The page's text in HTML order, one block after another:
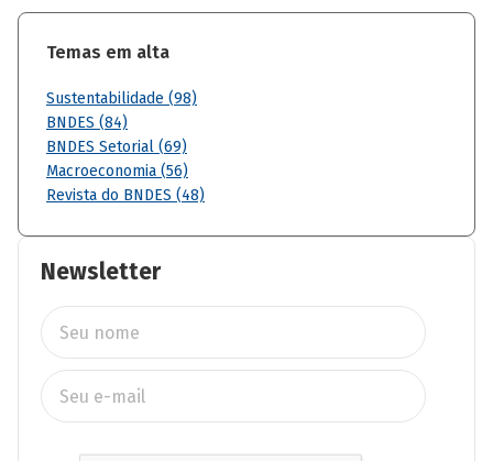
Temas em alta
Sustentabilidade (98)
BNDES (84)
BNDES Setorial (69)
Macroeconomia (56)
Revista do BNDES (48)
Newsletter